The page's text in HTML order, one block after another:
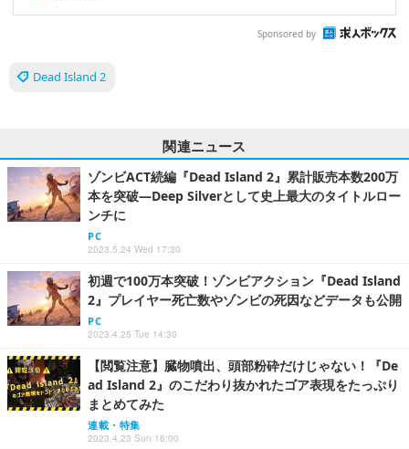
Sponsored by
Dead Island 2
関連ニュース
ゾンビACT続編『Dead Island 2』累計販売本数200万
本を突破―Deep Silverとして史上最大のタイトルロー
ンチに
PC
2023.5.24 Wed 17:30
初週で100万本突破！ゾンビアクション『Dead Island
2』プレイヤー死亡数やゾンビの死因などデータも公開
PC
2023.4.25 Tue 14:30
【閲覧注意】臓物噴出、頭部粉砕だけじゃない！『De
ad Island 2』のこだわり抜かれたゴア表現をたっぷり
まとめてみた
連載・特集
2023.4.23 Sun 16:00